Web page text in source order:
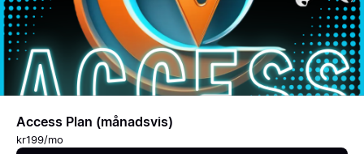
Access Plan (månadsvis)
kr199/mo